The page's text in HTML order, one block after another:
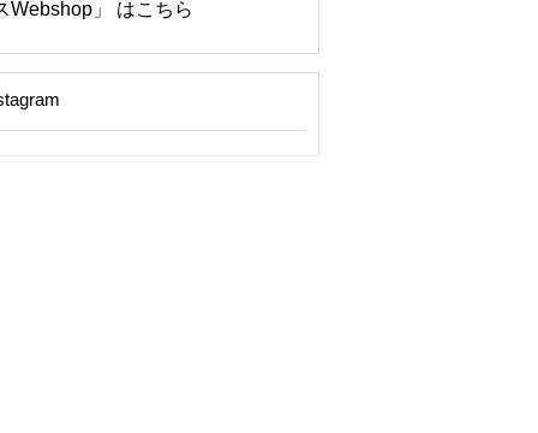
Webshop」 はこちら